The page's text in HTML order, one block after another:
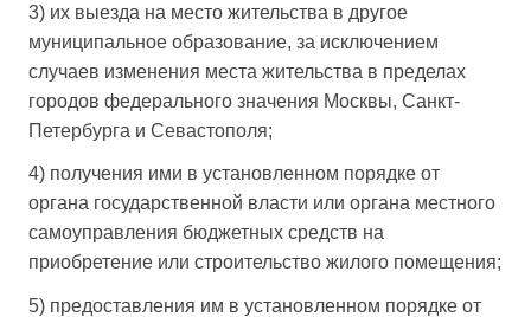
3) их выезда на место жительства в другое
муниципальное образование, за исключением
случаев изменения места жительства в пределах
городов федерального значения Москвы, Санкт-
Петербурга и Севастополя;
4) получения ими в установленном порядке от
органа государственной власти или органа местного
самоуправления бюджетных средств на
приобретение или строительство жилого помещения;
5) предоставления им в установленном порядке от